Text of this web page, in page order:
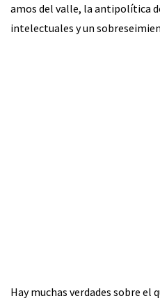
amos del valle, la antipolítica
intelectuales y un
Hay muchas verdades sobre el